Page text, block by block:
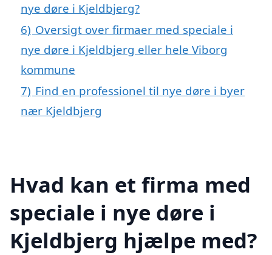
nye døre i Kjeldbjerg?
6) Oversigt over firmaer med speciale i
nye døre i Kjeldbjerg eller hele Viborg
kommune
7) Find en professionel til nye døre i byer
nær Kjeldbjerg
Hvad kan et firma med
speciale i nye døre i
Kjeldbjerg hjælpe med?